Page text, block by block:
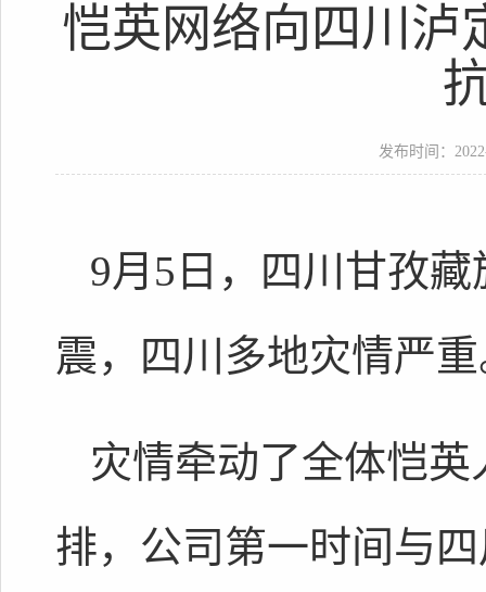
恺英网络向四川泸
发布时间：
9月5日，四川甘孜
震，四川多地灾情严
灾情牵动了全体恺
排，公司第一时间与